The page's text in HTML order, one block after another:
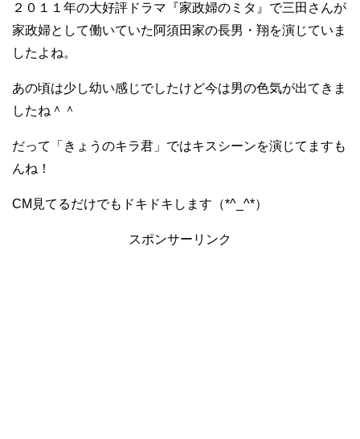
２０１１年の大好評ドラマ『家政婦のミタ』で三田さんが
家政婦として働いていた阿須田家の長男・翔を演じていま
したよね。
あの頃は少し幼い感じでしたけど今は男の色気が出てきま
したね＾＾
だって「きょうのキラ君」ではキスシーンを演じてますも
んね！
CM見てるだけでもドキドキします（*^_^*）
スポンサーリンク